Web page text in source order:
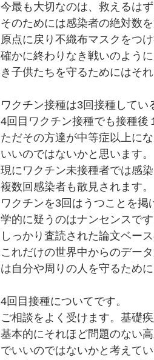
今最も大切なのは、救えるは
そのためには感染者の絶対数
原点に戻り不織布マスクをつ
確かに終わりなき戦いのよう
き子供たちを守るためにはそ
ワクチン接種は3回接種してい
4回目ワクチン接種でも接種後
ただその方達が中等症以上に
いいのではないかと思います。
現にワクチン未接種者では感
複数回感染者も散見されます。
ワクチンを3回はうつことを
学的に疑うのはナンセンスです
しっかり査読された論文ベー
これだけの世界中からのデー
は自分や周りの人を守るため
4回目接種についてです。
ご相談をよく受けます。基礎
基本的にそれほど問題のない
でいいのではないかと考えてい